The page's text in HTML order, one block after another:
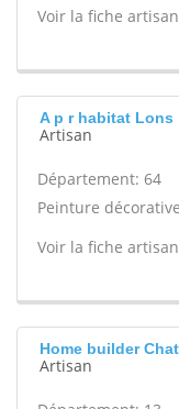
Voir la fiche
A p r habitat Lons
Artisan
Département: 64
Peinture
Voir la fiche
Home builder
Artisan